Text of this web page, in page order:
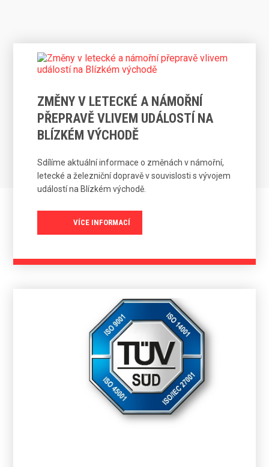
ZMĚNY V LETECKÉ A NÁMOŘNÍ
PŘEPRAVĚ VLIVEM UDÁLOSTÍ NA
BLÍZKÉM VÝCHODĚ
Sdílíme aktuální informace o změnách v námořní,
letecké a železniční dopravě v souvislosti s vývojem
událostí na Blízkém východě.
VÍCE INFORMACÍ